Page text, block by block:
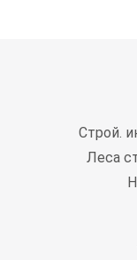
Строй.
Леса